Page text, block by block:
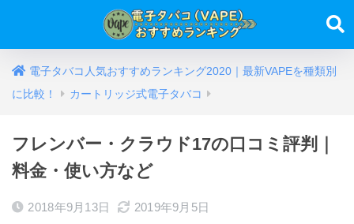
電子タバコ人気おすすめランキング2020｜最新VAPEを種類別
に比較！
カートリッジ式電子タバコ
フレンバー・クラウド17の口コミ評判｜
料金・使い方など
2018年9月13日 2019年9月5日